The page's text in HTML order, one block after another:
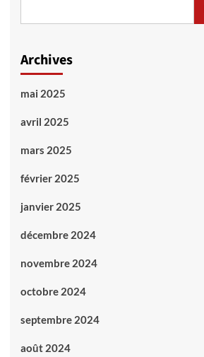
Archives
mai 2025
avril 2025
mars 2025
février 2025
janvier 2025
décembre 2024
novembre 2024
octobre 2024
septembre 2024
août 2024